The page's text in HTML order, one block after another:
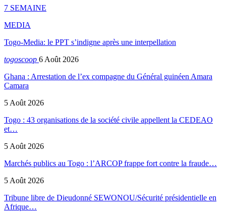
7 SEMAINE
MEDIA
Togo-Media: le PPT s’indigne après une interpellation
togoscoop 6 Août 2026
Ghana : Arrestation de l’ex compagne du Général guinéen Amara
Camara
5 Août 2026
Togo : 43 organisations de la société civile appellent la CEDEAO
et…
5 Août 2026
Marchés publics au Togo : l’ARCOP frappe fort contre la fraude…
5 Août 2026
Tribune libre de Dieudonné SEWONOU/Sécurité présidentielle en
Afrique…